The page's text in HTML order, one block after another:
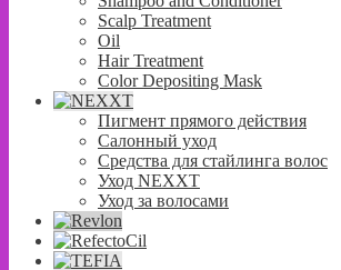
Scalp Treatment
Oil
Hair Treatment
Color Depositing Mask
Пигмент прямого действия
Салонный уход
Средства для стайлинга волос
Уход NEXXT
Уход за волосами